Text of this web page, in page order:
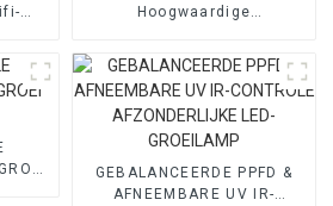
Hoogwaardige
groente/fruit
GEBALANCEERDE PPFD &
AFNEEMBARE UV IR-